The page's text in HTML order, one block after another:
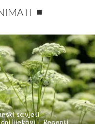
savjeti
lijekovi
Recepti